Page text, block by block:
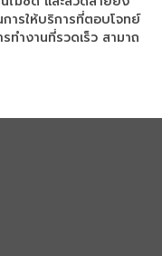
ารให้บริการที่ตอบโจทย์
ทำงานที่รวดเร็ว สามาถ